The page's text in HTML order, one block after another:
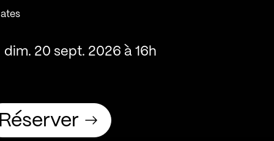
dim. 20 sept. 2026 à 16h